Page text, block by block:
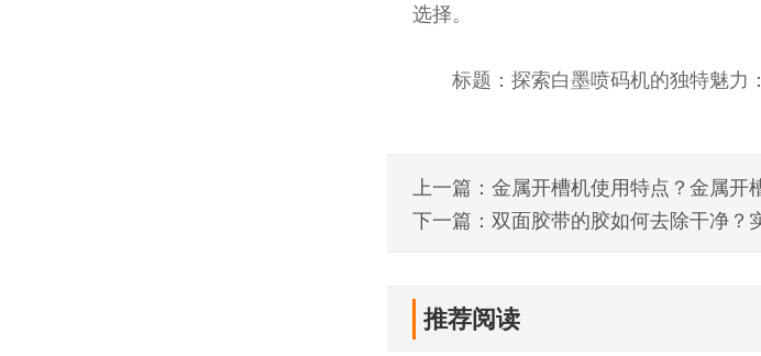
选择。
标题：探索白墨喷码机的独特魅力
上一篇：金属开槽机使用特点？金属开
下一篇：双面胶带的胶如何去除干净？
推荐阅读